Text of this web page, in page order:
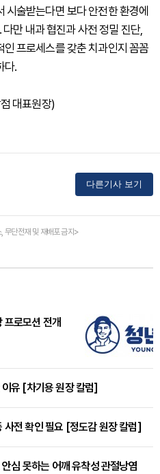
시술받는다면 보다 안전한 환경에
만 내과 협진과 사전 정밀 진단,
프로세스를 갖춘 치과인지 꼼꼼
다.
대표원장)
다른기사 보기
무단전재 및 재배포 금지>
프로모션 전개
유 [차기용 원장 칼럼]
사전 확인 필요 [정도감 원장 칼럼]
심 못하는 어깨 유착성 관절낭염